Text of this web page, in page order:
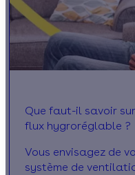
Que faut-il savoir
flux hygroréglable ?
Vous envisagez de
système de